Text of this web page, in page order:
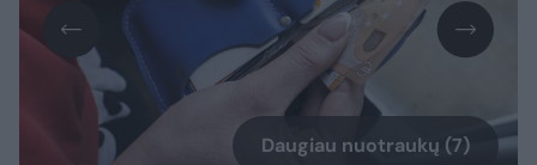
Daugiau nuotraukų (7)